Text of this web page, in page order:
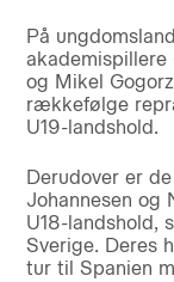
På
akademispillere
og Mikel
rækkefølge
U19-landshold.
Derudover er
Johannesen og
U18-landshold,
Sverige. Deres
tur til Spanien